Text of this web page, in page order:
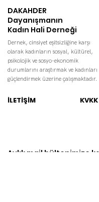
DAKAHDER
Dayanışmanın
Kadın Hali Derneği
Dernek, cinsiyet eşitsizliğine karşı
olarak kadınların sosyal, kültürel,
psikolojik ve sosyo-ekonomik
durumlarını araştırmak ve kadınları
güçlendirmek üzerine çalışmaktadır.
İLETİŞİM KVKK
Aylık mail bültenimize